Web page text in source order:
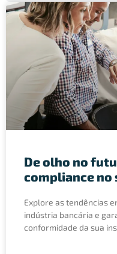
De olho no
compliance no
Explore as tendências
indústria bancária e
conformidade da sua